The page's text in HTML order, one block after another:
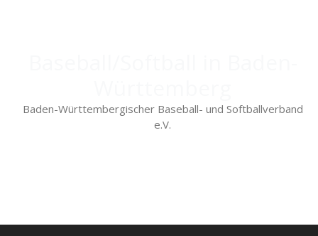
Baden-Württembergischer Baseball- und Softballverband
e.V.